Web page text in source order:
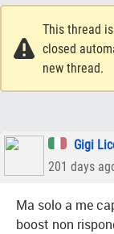
This thread
closed
new thread.
Gigi
201 days
Ma solo a me
boost non